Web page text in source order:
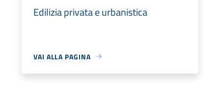
Edilizia privata e urbanistica
VAI ALLA PAGINA